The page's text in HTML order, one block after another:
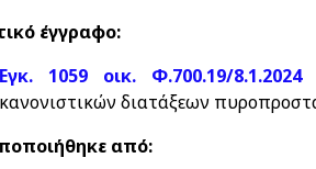
έγγραφο:
Εγκ. 1059 οικ. Φ.700.19/8.1.2024
κανονιστικών διατάξεων
από: